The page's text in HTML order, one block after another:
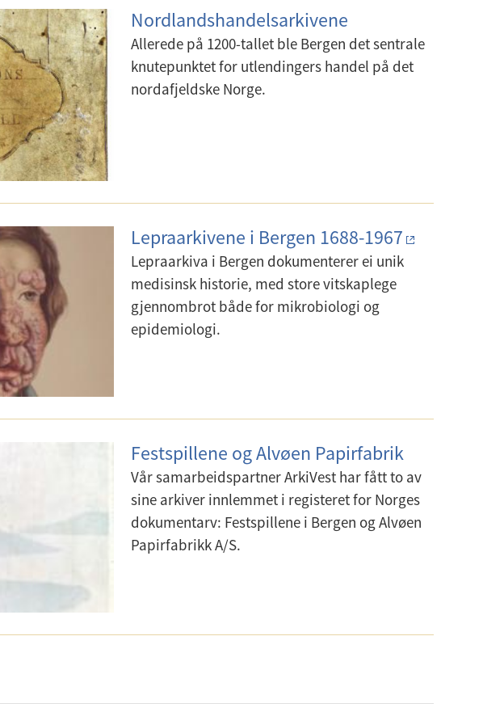
Nordlandshandelsarkivene
Allerede på 1200-tallet ble Bergen det sentrale
knutepunktet for utlendingers handel på det
nordafjeldske Norge.
Lepraarkivene i Bergen 1688-1967
Lepraarkiva i Bergen dokumenterer ei unik
medisinsk historie, med store vitskaplege
gjennombrot både for mikrobiologi og
epidemiologi.
Festspillene og Alvøen Papirfabrik
Vår samarbeidspartner ArkiVest har fått to av
sine arkiver innlemmet i registeret for Norges
dokumentarv: Festspillene i Bergen og Alvøen
Papirfabrikk A/S.